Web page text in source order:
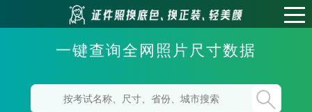
一键查询全网照片尺寸数据